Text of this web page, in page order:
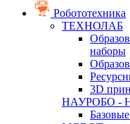
Робототехника
ТЕХНОЛАБ
наборы
3D
НАУРОБО -